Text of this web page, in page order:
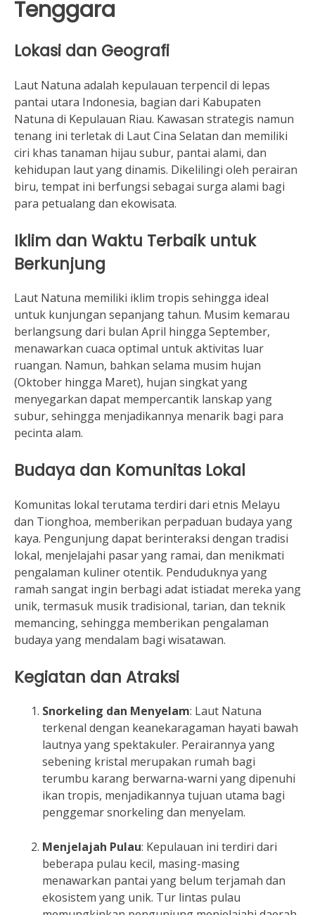
Tenggara
Lokasi dan Geografi
Laut Natuna adalah kepulauan terpencil di lepas
pantai utara Indonesia, bagian dari Kabupaten
Natuna di Kepulauan Riau. Kawasan strategis namun
tenang ini terletak di Laut Cina Selatan dan memiliki
ciri khas tanaman hijau subur, pantai alami, dan
kehidupan laut yang dinamis. Dikelilingi oleh perairan
biru, tempat ini berfungsi sebagai surga alami bagi
para petualang dan ekowisata.
Iklim dan Waktu Terbaik untuk
Berkunjung
Laut Natuna memiliki iklim tropis sehingga ideal
untuk kunjungan sepanjang tahun. Musim kemarau
berlangsung dari bulan April hingga September,
menawarkan cuaca optimal untuk aktivitas luar
ruangan. Namun, bahkan selama musim hujan
(Oktober hingga Maret), hujan singkat yang
menyegarkan dapat mempercantik lanskap yang
subur, sehingga menjadikannya menarik bagi para
pecinta alam.
Budaya dan Komunitas Lokal
Komunitas lokal terutama terdiri dari etnis Melayu
dan Tionghoa, memberikan perpaduan budaya yang
kaya. Pengunjung dapat berinteraksi dengan tradisi
lokal, menjelajahi pasar yang ramai, dan menikmati
pengalaman kuliner otentik. Penduduknya yang
ramah sangat ingin berbagi adat istiadat mereka yang
unik, termasuk musik tradisional, tarian, dan teknik
memancing, sehingga memberikan pengalaman
budaya yang mendalam bagi wisatawan.
Kegiatan dan Atraksi
Snorkeling dan Menyelam: Laut Natuna
terkenal dengan keanekaragaman hayati bawah
lautnya yang spektakuler. Perairannya yang
sebening kristal merupakan rumah bagi
terumbu karang berwarna-warni yang dipenuhi
ikan tropis, menjadikannya tujuan utama bagi
penggemar snorkeling dan menyelam.
Menjelajah Pulau: Kepulauan ini terdiri dari
beberapa pulau kecil, masing-masing
menawarkan pantai yang belum terjamah dan
ekosistem yang unik. Tur lintas pulau